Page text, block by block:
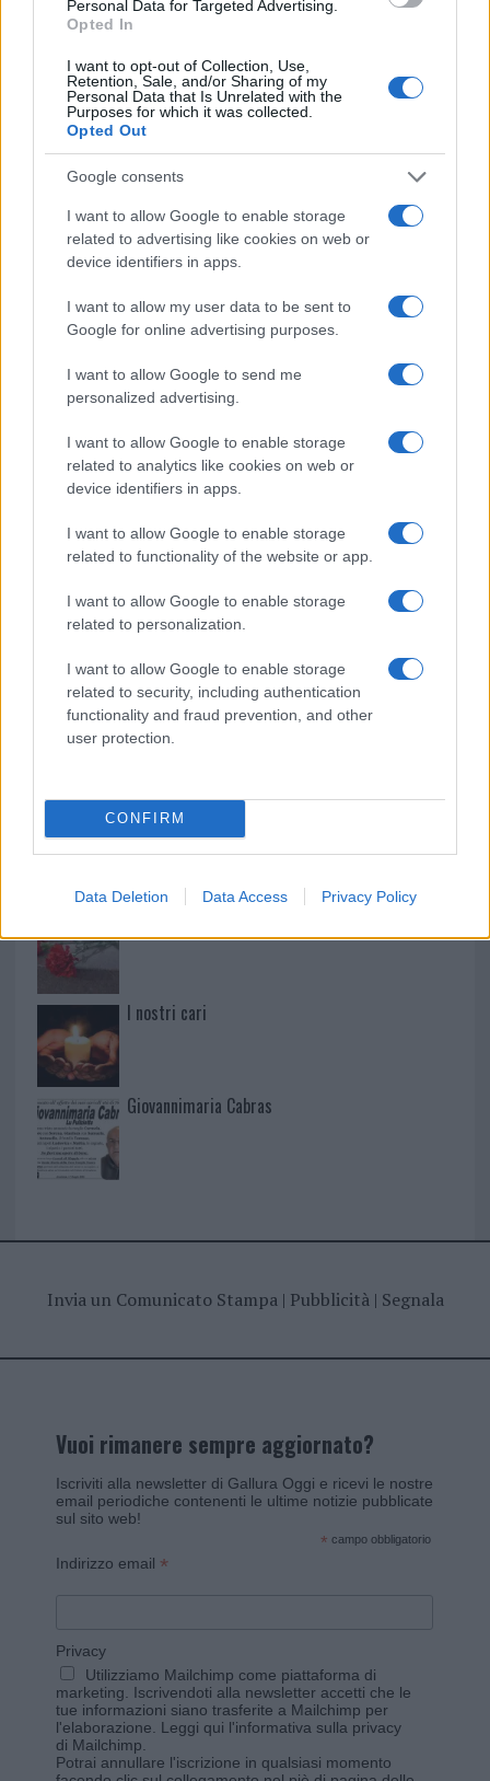
Personal Data for Targeted Advertising.
Opted In
I want to opt-out of Collection, Use,
Retention, Sale, and/or Sharing of my
Personal Data that Is Unrelated with the
Purposes for which it was collected.
Opted Out
Google consents
I want to allow Google to enable storage
related to advertising like cookies on web or
device identifiers in apps.
I want to allow my user data to be sent to
Google for online advertising purposes.
I want to allow Google to send me
personalized advertising.
I want to allow Google to enable storage
related to analytics like cookies on web or
device identifiers in apps.
I want to allow Google to enable storage
related to functionality of the website or app.
I want to allow Google to enable storage
related to personalization.
I want to allow Google to enable storage
related to security, including authentication
functionality and fraud prevention, and other
user protection.
CONFIRM
Data Deletion Data Access Privacy Policy
conducente
Eventi in Gallura, da Jovanotti alla zuppa
gallurese: gli appuntamenti da non perdere
Lettini e arredi abusivi sulla spiaggia libera,
NECROLOGIE
Mario Malu
Paolo Pinna
Martina Agostina Diturco
I nostri cari
I nostri cari
Giovannimaria Cabras
Invia un Comunicato Stampa| Pubblicità| Segnala
Vuoi rimanere sempre aggiornato?
Iscriviti alla newsletter di Gallura Oggi e ricevi le nostre
email periodiche contenenti le ultime notizie pubblicate
sul sito web!
* campo obbligatorio
Indirizzo email *
Privacy
Utilizziamo Mailchimp come piattaforma di
marketing. Iscrivendoti alla newsletter accetti che le
tue informazioni siano trasferite a Mailchimp per
l'elaborazione. Leggi qui l'informativa sulla privacy
di Mailchimp
Potrai annullare l'iscrizione in qualsiasi momento